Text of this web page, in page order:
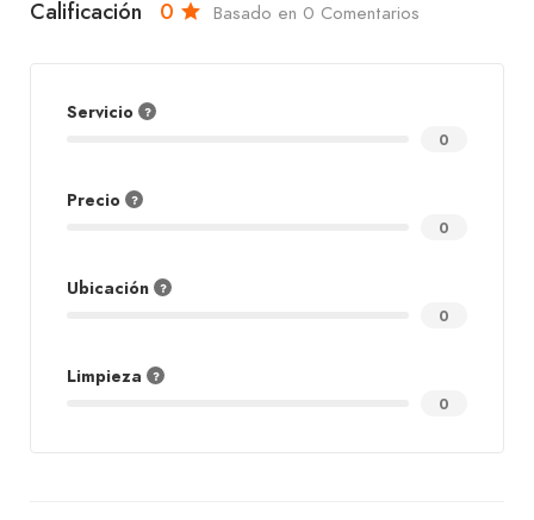
Calificación 0 Basado en 0 Comentarios
Servicio
0
Precio
0
Ubicación
0
Limpieza
0